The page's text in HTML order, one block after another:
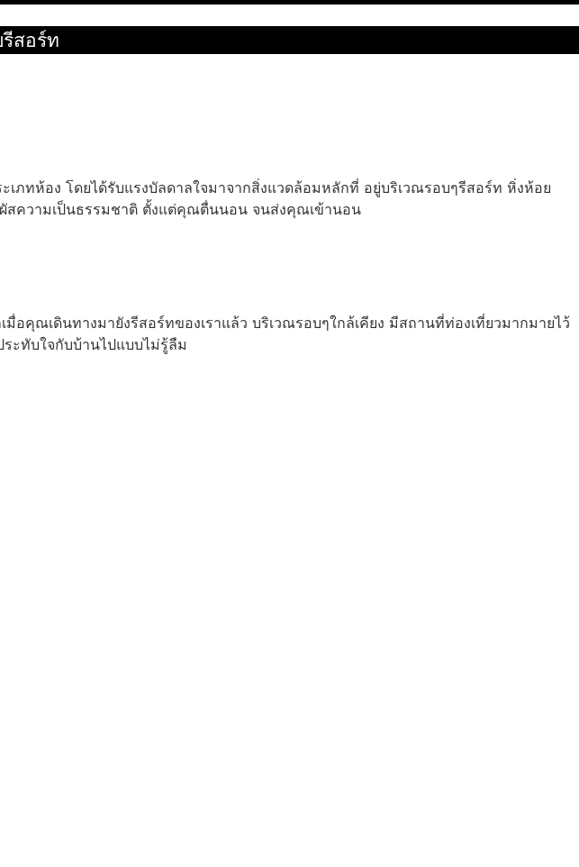
สอร์ท
ภทห้อง โดยได้รับแรงบัลดาลใจมาจากสิ่งแวดล้อมหลักที่ อยู่บริเวณรอบๆรีสอร์ท หิ่งห้อย
สความเป็นธรรมชาติ ตั้งแต่คุณตื่นนอน จนส่งคุณเข้านอน
อคุณเดินทางมายังรีสอร์ทของเราแล้ว บริเวณรอบๆใกล้เคียง มีสถานที่ท่องเที่ยวมากมายไว้
ะทับใจกับบ้านไปแบบไม่รู้ลืม